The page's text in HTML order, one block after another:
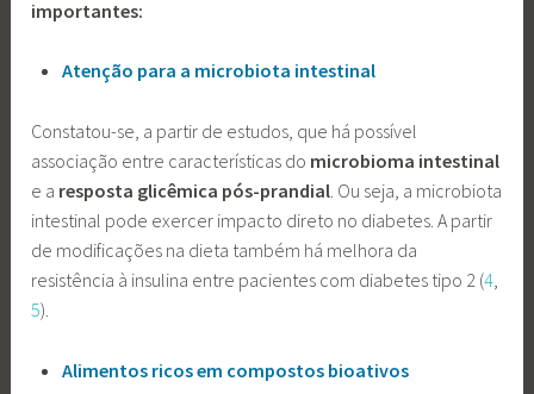
importantes:
Atenção para a microbiota intestinal
Constatou-se, a partir de estudos, que há possível
associação entre características do microbioma intestinal
e a resposta glicêmica pós-prandial . Ou seja, a microbiota
intestinal pode exercer impacto direto no diabetes. A partir
de modificações na dieta também há melhora da
resistência à insulina entre pacientes com diabetes tipo 2 (4
5).
Alimentos ricos em compostos bioativos